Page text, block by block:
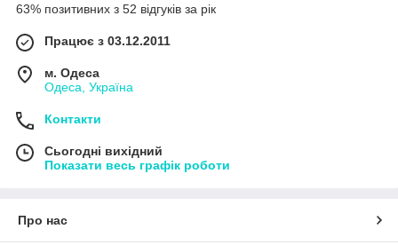
63% позитивних з 52 відгуків за рік
Працює з 03.12.2011
м. Одеса
Одеса, Україна
Контакти
Сьогодні вихідний
Показати весь графік роботи
Про нас